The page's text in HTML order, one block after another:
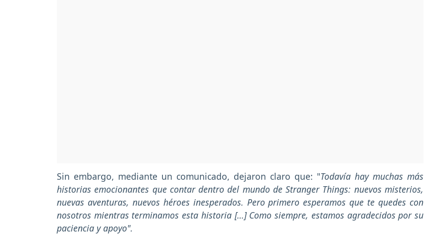
Sin embargo, mediante un comunicado, dejaron claro que: "Todavía hay muchas más
historias emocionantes que contar dentro del mundo de Stranger Things: nuevos misterios,
nuevas aventuras, nuevos héroes inesperados. Pero primero esperamos que te quedes con
nosotros mientras terminamos esta historia […] Como siempre, estamos agradecidos por su
paciencia y apoyo".